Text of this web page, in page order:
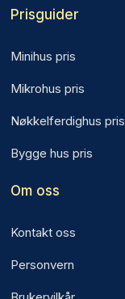
Prisguider
Minihus pris
Mikrohus pris
Nøkkelferdighus pris
Bygge hus pris
Om oss
Kontakt oss
Personvern